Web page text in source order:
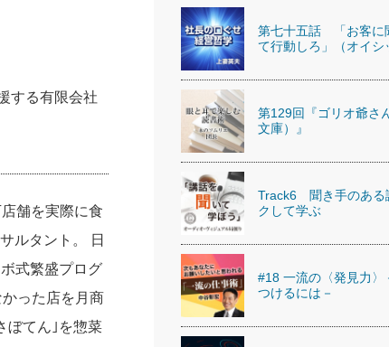
2026.08.4
【追悼】鈴木敏文氏 言葉で伝
見明氏）
ころ・勘どころ・ツッコミどこ
(12)
から支持される「ウェルビーイング経営入
の“流行る”お店の仕組みづくり(210)
クレーム対応 実践マニュアル(92)
クレーム対応の新知識と新常識(57)
デキル社員に育てる！ 社員教育の決め手(203)
東川鷹年の「中小企業の人育て」(38)
業績アップにつながる！ワンランク上の手紙・メール術(100)
欧米資産家に学ぶ二世教育(100)
社長のための“全員営業”(30)
行動科学マネジメント(5)
先人の名句名言の教え 東洋思想に学ぶ経営学(132)
渡部昇一の「日本の指導者たち」(32)
経営に活かす“十八史略”(30)
デジタルＡＶを味方に！新・仕事術(180)
リーダー脳の鍛え方(32)
ワインを楽しむ基礎レッスン(12)
必読！社長が読むべき今月の4冊(88)
眼と耳で楽しむ読書術(162)
社長の「氣」(30)
米国スポーツ・ビジネスに学ぶ心理学(98)
高橋一喜の『これぞ！"本物の温泉"』(157)
作間信司の経営無形庵(けいえいむぎ
経営セミナー情報局(1)
繁栄への着眼点 牟田太陽(76)
講話を聞いて学ぼう 実学・耳学・磨
する有限会社
舗を実際に食
ルタント。 日
式繁盛プログ
った店を月商
ぼてん｣を惣菜
第七十五話 「お客に
て行動しろ」（オイシ
第129回『ゴリオ爺さ
文庫）』
Track6 聞き手のある
クして学ぶ
#18 一流の〈発見力〉
つけるには－